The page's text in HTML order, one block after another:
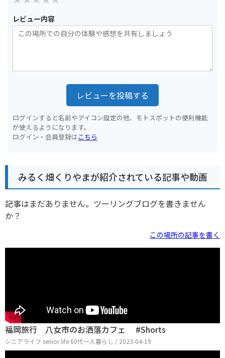
レビュー内容
レビューを投稿する
ログインすると名前やアイコン設定の他、モトスポットの便利機能
が使えるようになります。
ログイン・会員登録はこちら
みるく畑くりやまが紹介されている記事や動画
記事はまだありません。ツーリングブログを書きません
か？
この場所の記事を書く
福岡旅行 八女市のお洒落カフェ #Shorts
シニアライフ senior life 60代一人暮らし / 2023-04-19